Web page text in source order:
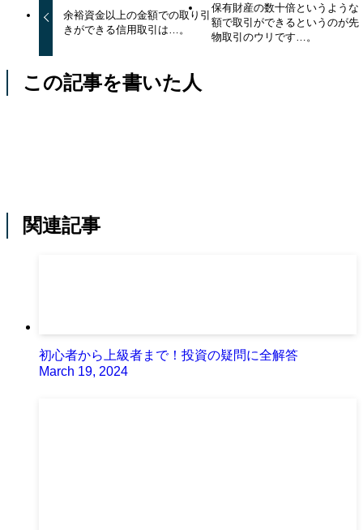
余裕資金以上の金額での取り引
きができる信用取引は…。
保有財産の数十倍というような
額で取引ができるというのが先
物取引のウリです…。
この記事を書いた人
関連記事
初心者から上級者まで！投資の疑問に全解答
March 19, 2024